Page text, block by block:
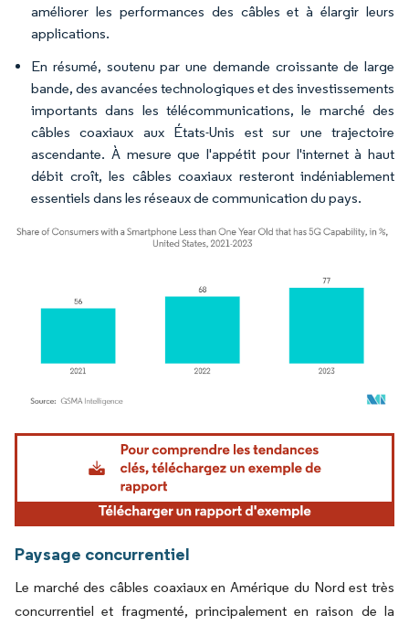
améliorer les performances des câbles et à élargir leurs
applications.
En résumé, soutenu par une demande croissante de large
bande, des avancées technologiques et des investissements
importants dans les télécommunications, le marché des
câbles coaxiaux aux États-Unis est sur une trajectoire
ascendante. À mesure que l'appétit pour l'internet à haut
débit croît, les câbles coaxiaux resteront indéniablement
essentiels dans les réseaux de communication du pays.
Image © Mordor Intelligence. La réutilisation nécessite une attribution sous CC BY
Paysage concurrentiel
Le marché des câbles coaxiaux en Amérique du Nord est très
concurrentiel et fragmenté, principalement en raison de la